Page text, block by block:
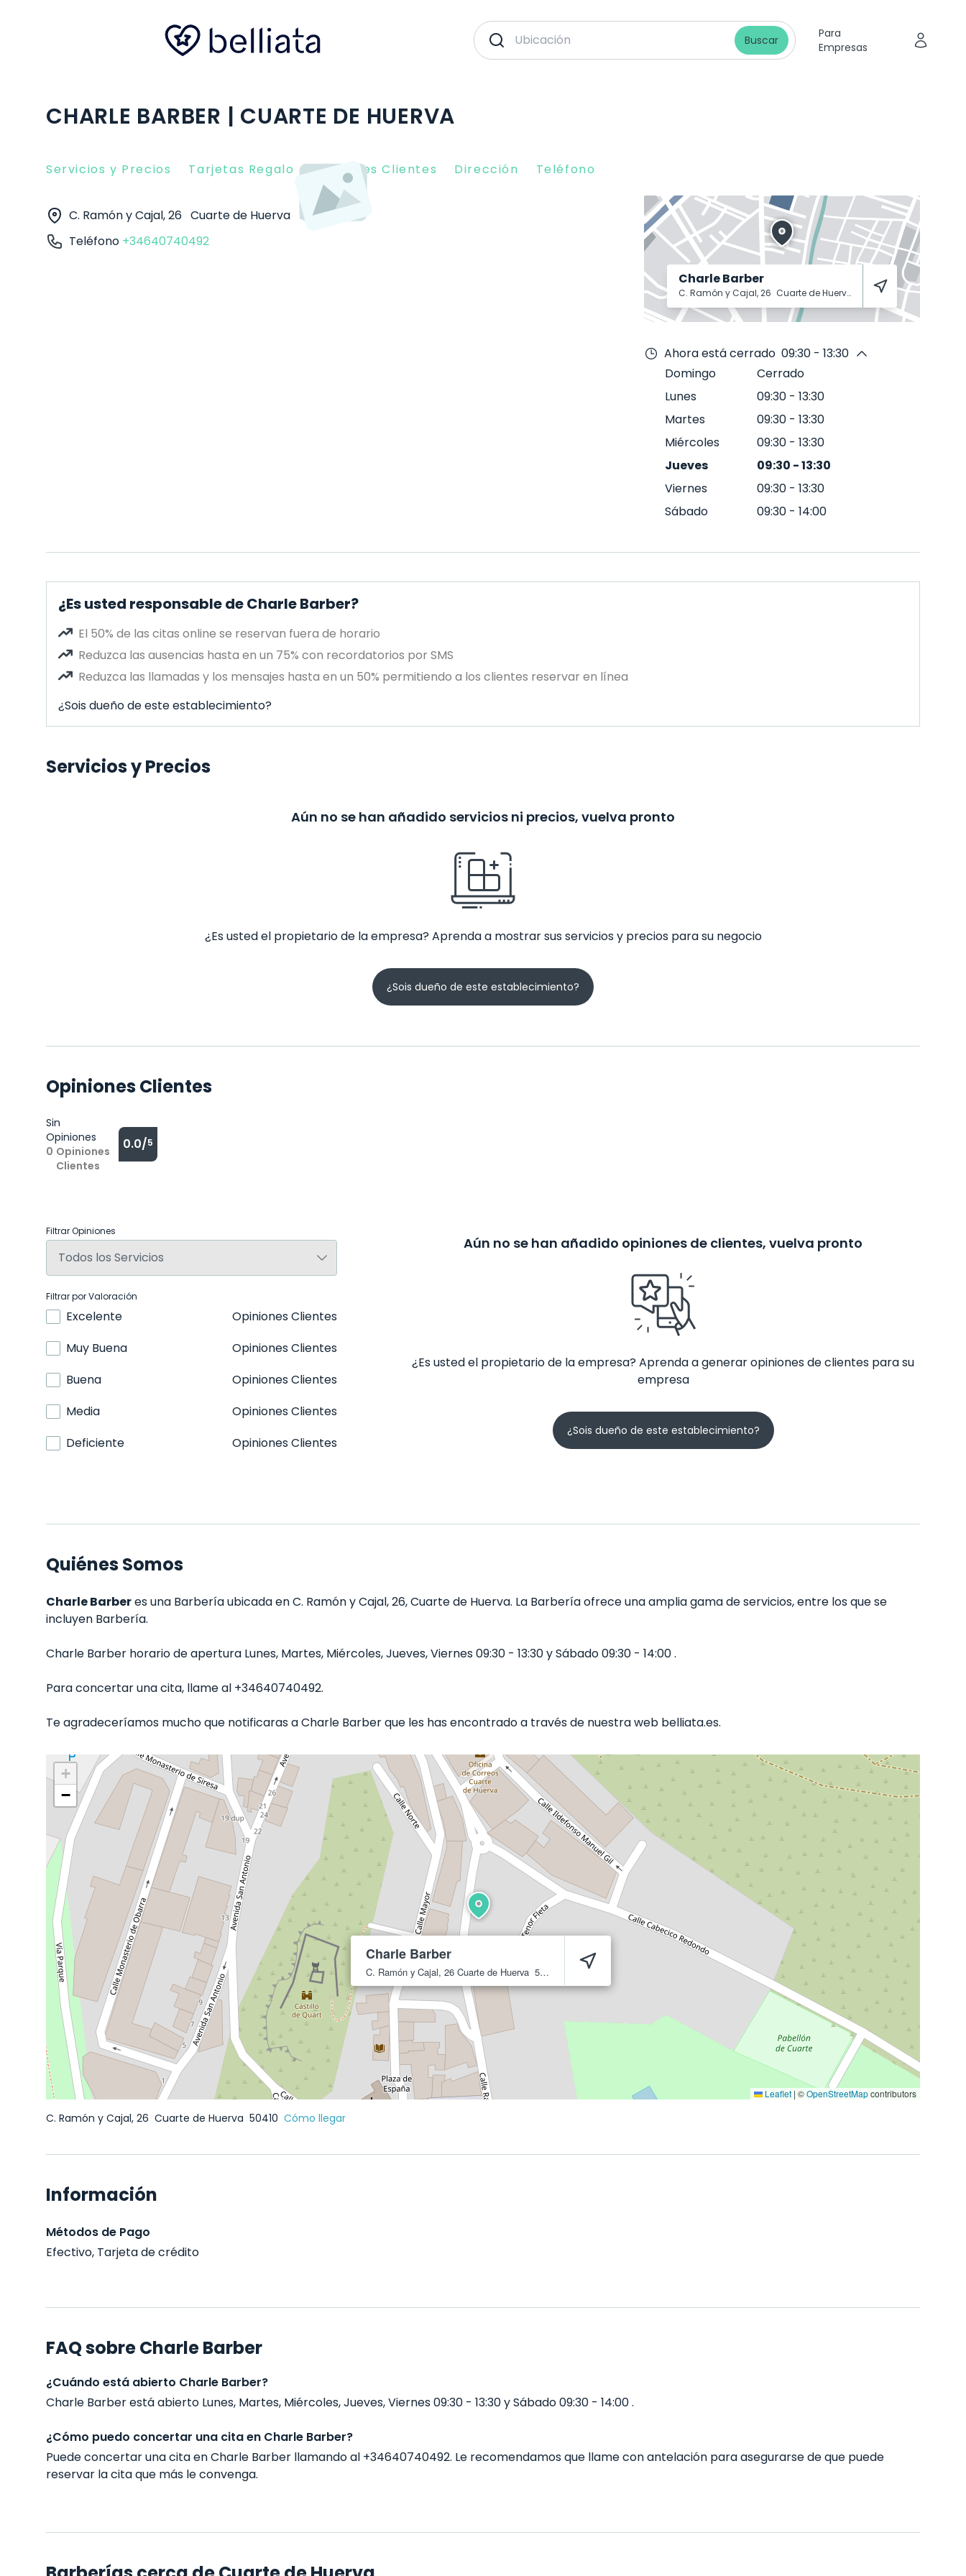
Buscar
Para
Empresas
CHARLE BARBER | CUARTE DE HUERVA
Servicios y Precios Tarjetas Regalo Opiniones Clientes Dirección Teléfono
C. Ramón y Cajal, 26 Cuarte de Huerva 50410
Teléfono +34640740492
Charle Barber
C. Ramón y Cajal, 26 Cuarte de Huerva 50410
Ahora está cerrado 09:30 - 13:30
Domingo
Cerrado
Lunes
09:30 - 13:30
Martes
09:30 - 13:30
Miércoles
09:30 - 13:30
Jueves
09:30 -13:30
Viernes
09:30 - 13:30
Sábado
09:30 - 14:00
¿Es usted responsable de Charle Barber?
El 50% de las citas online se reservan fuera de horario
Reduzca las ausencias hasta en un 75% con recordatorios por SMS
Reduzca las llamadas y los mensajes hasta en un 50% permitiendo a los clientes reservar en línea
¿Sois dueño de este establecimiento?
Servicios y Precios
Aún no se han añadido servicios ni precios, vuelva pronto
¿Es usted el propietario de la empresa? Aprenda a mostrar sus servicios y precios para su negocio
¿Sois dueño de este establecimiento?
Opiniones Clientes
Sin
Opiniones
0 Opiniones
Clientes
0.0/5
Filtrar Opiniones
Filtrar por Valoración
Excelente
Opiniones Clientes
Muy Buena
Opiniones Clientes
Buena
Opiniones Clientes
Media
Opiniones Clientes
Deficiente
Opiniones Clientes
Aún no se han añadido opiniones de clientes, vuelva pronto
¿Es usted el propietario de la empresa? Aprenda a generar opiniones de clientes para su
empresa
¿Sois dueño de este establecimiento?
Quiénes Somos
Charle Barberes una Barbería ubicada en C. Ramón y Cajal, 26, Cuarte de Huerva. La Barbería ofrece una amplia gama de servicios, entre los que se
incluyen Barbería.
Charle Barber horario de apertura Lunes, Martes, Miércoles, Jueves, Viernes 09:30 - 13:30 y Sábado 09:30 - 14:00 .
Para concertar una cita, llame al +34640740492.
Te agradeceríamos mucho que notificaras a Charle Barber que les has encontrado a través de nuestra web belliata.es.
Charle Barber
C. Ramón y Cajal, 26 Cuarte de Huerva 50410
+
−
Leaflet | ©OpenStreetMapcontributors
C. Ramón y Cajal, 26 Cuarte de Huerva 50410 Cómo llegar
Información
Métodos de Pago
Efectivo, Tarjeta de crédito
FAQ sobre Charle Barber
¿Cuándo está abierto Charle Barber?
Charle Barber está abierto Lunes, Martes, Miércoles, Jueves, Viernes 09:30 - 13:30 y Sábado 09:30 - 14:00 .
¿Cómo puedo concertar una cita en Charle Barber?
Puede concertar una cita en Charle Barber llamando al +34640740492. Le recomendamos que llame con antelación para asegurarse de que puede
reservar la cita que más le convenga.